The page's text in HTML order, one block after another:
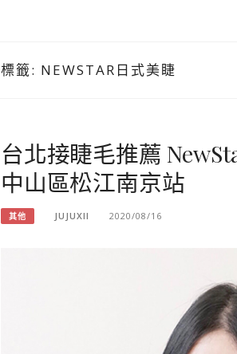
標籤: NEWSTAR日式美睫
台北接睫毛推薦
中山區松江南京站
其他 JUJUXII 2020/08/16